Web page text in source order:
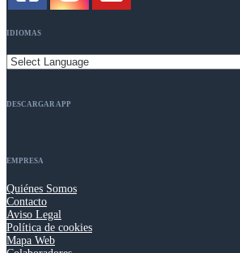
IDIOMAS
DESCARGAR APP
EMPRESA
Quiénes Somos
Contacto
Aviso Legal
Política de cookies
Mapa Web